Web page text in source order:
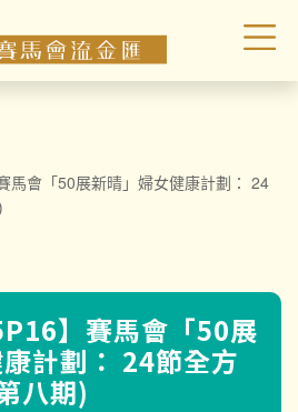
馬會「50展新晴」婦女健康計劃： 24
】賽馬會「50展
計劃： 24節全方
八期)